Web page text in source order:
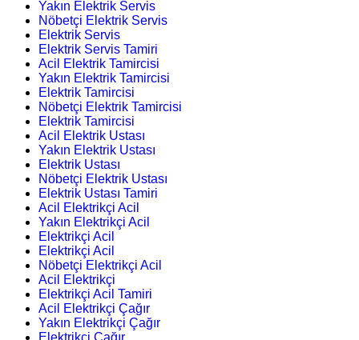
Yakın Elektrik Servis
Nöbetçi Elektrik Servis
Elektrik Servis
Elektrik Servis Tamiri
Acil Elektrik Tamircisi
Yakın Elektrik Tamircisi
Elektrik Tamircisi
Nöbetçi Elektrik Tamircisi
Elektrik Tamircisi
Acil Elektrik Ustası
Yakın Elektrik Ustası
Elektrik Ustası
Nöbetçi Elektrik Ustası
Elektrik Ustası Tamiri
Acil Elektrikçi Acil
Yakın Elektrikçi Acil
Elektrikçi Acil
Elektrikçi Acil
Nöbetçi Elektrikçi Acil
Acil Elektrikçi
Elektrikçi Acil Tamiri
Acil Elektrikçi Çağır
Yakın Elektrikçi Çağır
Elektrikçi Çağır